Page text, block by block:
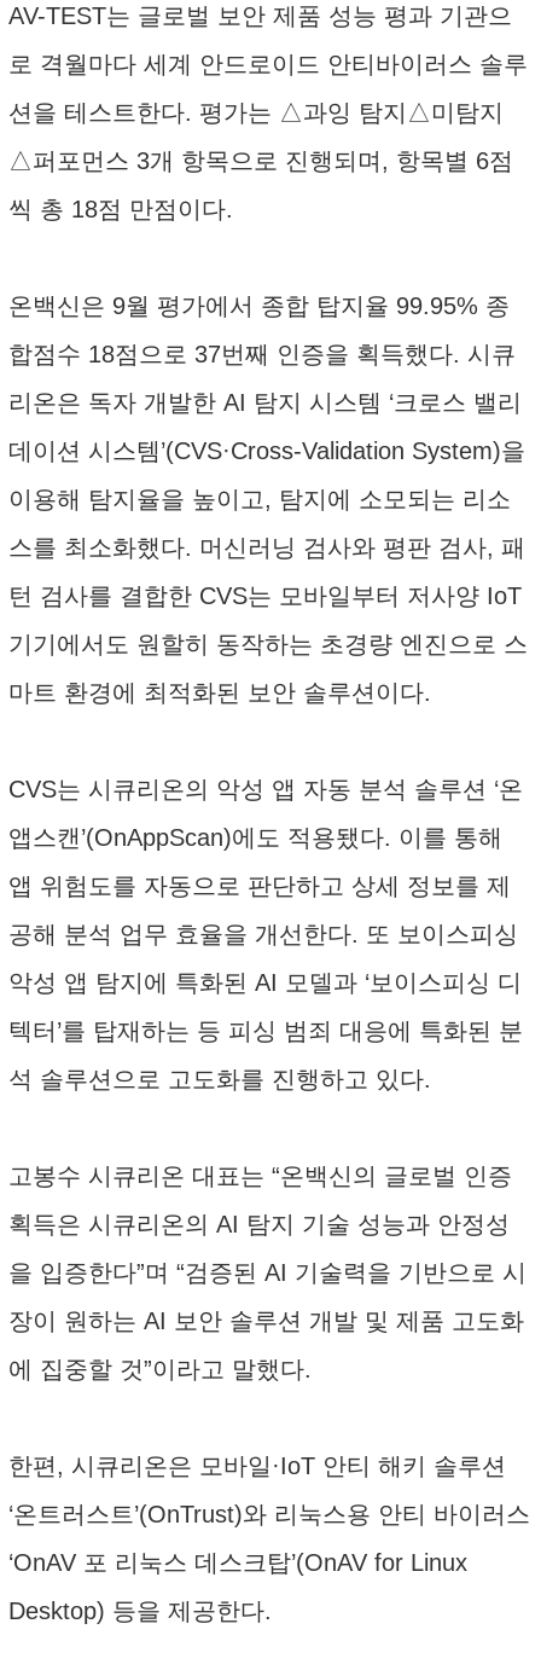
AV-TEST는 글로벌 보안 제품 성능 평과 기관으
로 격월마다 세계 안드로이드 안티바이러스 솔루
션을 테스트한다. 평가는 △과잉 탐지△미탐지
△퍼포먼스 3개 항목으로 진행되며, 항목별 6점
씩 총 18점 만점이다.
온백신은 9월 평가에서 종합 탑지율 99.95% 종
합점수 18점으로 37번째 인증을 획득했다. 시큐
리온은 독자 개발한 AI 탐지 시스템 ‘크로스 밸리
데이션 시스템’(CVS·Cross-Validation System)을
이용해 탐지율을 높이고, 탐지에 소모되는 리소
스를 최소화했다. 머신러닝 검사와 평판 검사, 패
턴 검사를 결합한 CVS는 모바일부터 저사양 IoT
기기에서도 원할히 동작하는 초경량 엔진으로 스
마트 환경에 최적화된 보안 솔루션이다.
CVS는 시큐리온의 악성 앱 자동 분석 솔루션 ‘온
앱스캔’(OnAppScan)에도 적용됐다. 이를 통해
앱 위험도를 자동으로 판단하고 상세 정보를 제
공해 분석 업무 효율을 개선한다. 또 보이스피싱
악성 앱 탐지에 특화된 AI 모델과 ‘보이스피싱 디
텍터’를 탑재하는 등 피싱 범죄 대응에 특화된 분
석 솔루션으로 고도화를 진행하고 있다.
고봉수 시큐리온 대표는 “온백신의 글로벌 인증
획득은 시큐리온의 AI 탐지 기술 성능과 안정성
을 입증한다”며 “검증된 AI 기술력을 기반으로 시
장이 원하는 AI 보안 솔루션 개발 및 제품 고도화
에 집중할 것”이라고 말했다.
한편, 시큐리온은 모바일·IoT 안티 해키 솔루션
‘온트러스트’(OnTrust)와 리눅스용 안티 바이러스
‘OnAV 포 리눅스 데스크탑’(OnAV for Linux
Desktop) 등을 제공한다.